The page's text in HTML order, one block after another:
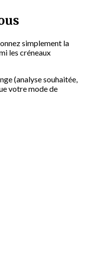
simplement la
les créneaux
(analyse souhaitée,
votre mode de